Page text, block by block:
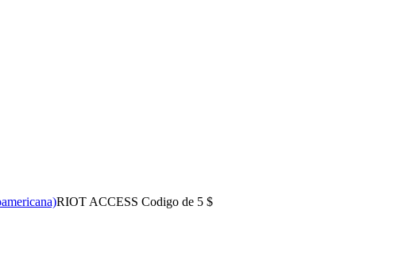
RIOT ACCESS Codigo de 5 $